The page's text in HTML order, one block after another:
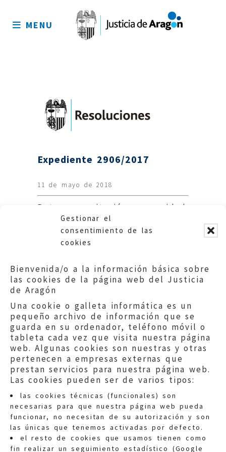
Gestionar el
consentimiento de las
cookies
Bienvenida/o a la información básica sobre
las cookies de la página web del Justicia
de Aragón
Una cookie o galleta informática es un
pequeño archivo de información que se
guarda en su ordenador, teléfono móvil o
tableta cada vez que visita nuestra página
web. Algunas cookies son nuestras y otras
pertenecen a empresas externas que
prestan servicios para nuestra página web.
Las cookies pueden ser de varios tipos:
las cookies técnicas (funcionales) son
necesarias para que nuestra página web pueda
funcionar, no necesitan de su autorización y son
las únicas que tenemos activadas por defecto.
el resto de cookies que usamos tienen como
fin realizar un seguimiento estadístico (Google
sitio
MENU
Expediente 2906/2017
11 de mayo de 2018
Retraso en citación y necesidad
de facilitar información.
Quejas:quejas@eljusticiadearagon.es